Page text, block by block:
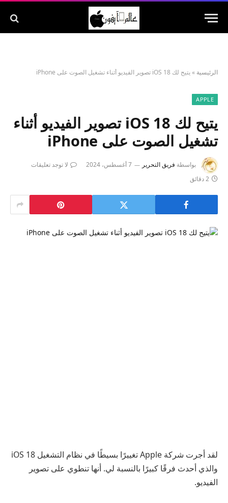
الرئيسية »يتيح لك iOS 18 تصوير الفيديو أثناء تشغيل الصوت على iPhone
APPLE
يتيح لك iOS 18 تصوير الفيديو أثناء
تشغيل الصوت على iPhone
بواسطة فريق التحرير 7 أغسطس، 2024
لا توجد تعليقات
2 دقائق
لقد أجرت شركة Apple تغييرًا بسيطًا في نظام التشغيل iOS 18
والذي أحدث فرقًا كبيرًا بالنسبة لي. أنها تنطوي على تصوير
الفيديو.